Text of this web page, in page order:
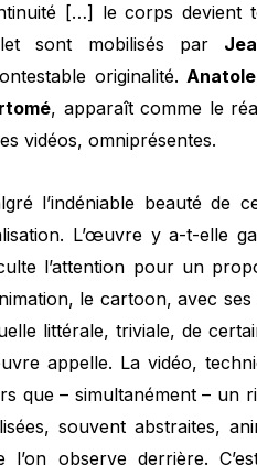
[…] le corps devient
sont mobilisés par
originalité.
, apparaît comme le
vidéos, omniprésentes.
l’indéniable beauté de
L’œuvre y a-t-elle
l’attention pour un
le cartoon, avec
littérale, triviale, de
appelle. La vidéo,
que – simultanément – un
souvent abstraites,
l’on observe derrière.